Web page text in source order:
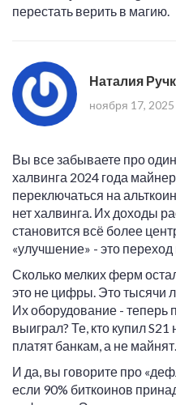
перестать верить в магию.
Наталия
ноября 17,
Вы все забываете про
халвинга 2024 года
переключаться на
нет халвинга. Их доходы
становится всё более
«улучшение» - это переход
Сколько мелких ферм
это не цифры. Это тысячи
Их оборудование - теперь
выиграл? Те, кто купил
платят банкам, а не майнят.
И да, вы говорите про
если 90% биткоинов